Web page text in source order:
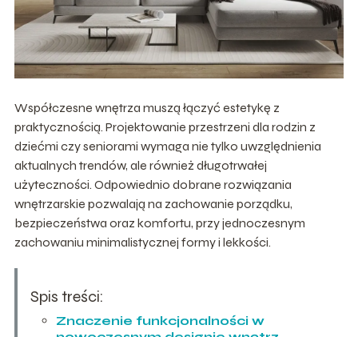
Współczesne wnętrza muszą łączyć estetykę z
praktycznością. Projektowanie przestrzeni dla rodzin z
dziećmi czy seniorami wymaga nie tylko uwzględnienia
aktualnych trendów, ale również długotrwałej
użyteczności. Odpowiednio dobrane rozwiązania
wnętrzarskie pozwalają na zachowanie porządku,
bezpieczeństwa oraz komfortu, przy jednoczesnym
zachowaniu minimalistycznej formy i lekkości.
Spis treści:
Znaczenie funkcjonalności w